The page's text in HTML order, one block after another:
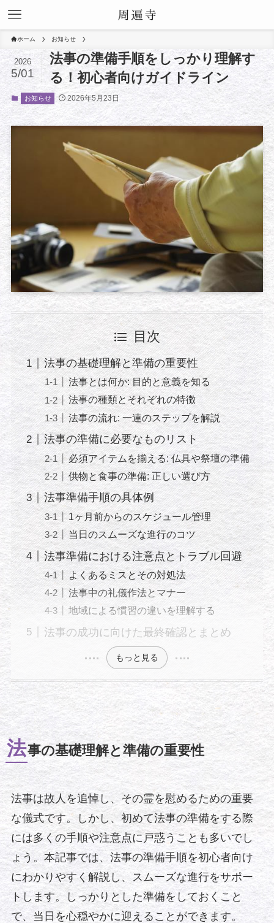
ホーム お知らせ
法事の準備手順をしっかり理解す
る！初心者向けガイドライン
2026
5/01
お知らせ 2026年5月23日
目次
法事の基礎理解と準備の重要性
法事とは何か: 目的と意義を知る
法事の種類とそれぞれの特徴
法事の流れ: 一連のステップを解説
法事の準備に必要なものリスト
必須アイテムを揃える: 仏具や祭壇の準備
供物と食事の準備: 正しい選び方
法事準備手順の具体例
1ヶ月前からのスケジュール管理
当日のスムーズな進行のコツ
法事準備における注意点とトラブル回避
よくあるミスとその対処法
法事中の礼儀作法とマナー
地域による慣習の違いを理解する
法事の成功に向けた最終確認とまとめ
もっと見る
法事の基礎理解と準備の重要性
法事は故人を追悼し、その霊を慰めるための重要
な儀式です。しかし、初めて法事の準備をする際
には多くの手順や注意点に戸惑うことも多いでし
ょう。本記事では、法事の準備手順を初心者向け
にわかりやすく解説し、スムーズな進行をサポー
トします。しっかりとした準備をしておくこと
で、当日を心穏やかに迎えることができます。